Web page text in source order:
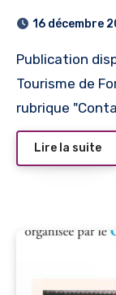
16 décembre
Publication disponible à la boutique de l'Office du
Tourisme de
rubrique
Lire la suite